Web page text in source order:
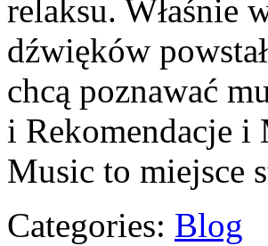
relaksu. Właśnie
dźwięków
chcą poznawać
i Rekomendacje
Music to miejsce
Categories: Blog